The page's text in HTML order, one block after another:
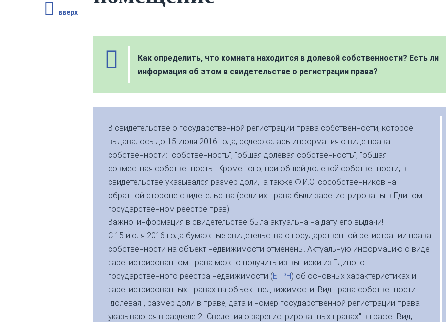
вверх
Как определить, что комната находится в долевой собственности? Есть ли
информация об этом в свидетельстве о регистрации права?
В свидетельстве о государственной регистрации права собственности, которое
выдавалось до 15 июля 2016 года, содержалась информация о виде права
собственности: "собственность", "общая долевая собственность", "общая
совместная собственность". Кроме того, при общей долевой собственности, в
свидетельстве указывался размер доли, а также Ф.И.О. сособственников на
обратной стороне свидетельства (если их права были зарегистрированы в Едином
государственном реестре прав).
Важно: информация в свидетельстве была актуальна на дату его выдачи!
С 15 июля 2016 года бумажные свидетельства о государственной регистрации права
собственности на объект недвижимости отменены. Актуальную информацию о виде
зарегистрированном права можно получить из выписки из Единого
государственного реестра недвижимости (ЕГРН) об основных характеристиках и
зарегистрированных правах на объект недвижимости. Вид права собственности
"долевая", размер доли в праве, дата и номер государственной регистрации права
указываются в разделе 2 "Сведения о зарегистрированных правах" в графе "Вид,